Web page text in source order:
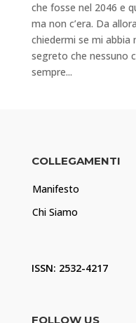
che fosse nel 2046 e
ma non c’era. Da
chiedermi se mi
segreto che nessuno
sempre...
COLLEGAMENTI
Manifesto
Chi Siamo
ISSN: 2532-4217
FOLLOW US